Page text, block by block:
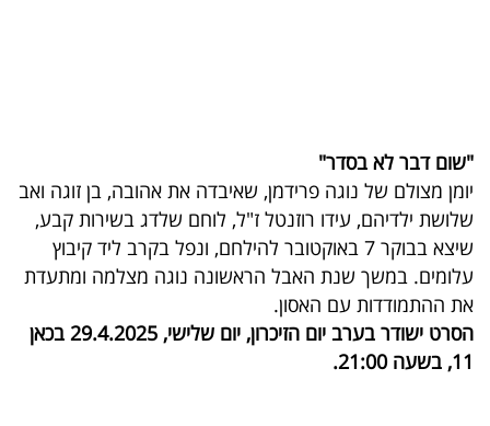
המילון
הכלכלי
פודקאסט
40
UNDER
40
"שום דבר לא בסדר"
יומן מצולם של נוגה פרידמן, שאיבדה את אהובה, בן זוגה ואב
שלושת ילדיהם, עידו רוזנטל ז"ל, לוחם שלדג בשירות קבע,
שיצא בבוקר 7 באוקטובר להילחם, ונפל בקרב ליד קיבוץ
עלומים. במשך שנת האבל הראשונה נוגה מצלמה ומתעדת
את ההתמודדות עם האסון.
הסרט ישודר בערב יום הזיכרון, יום שלישי, 29.4.2025 בכאן
11, בשעה 21:00.